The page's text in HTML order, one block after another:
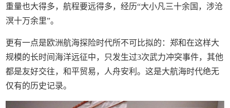
重量也大得多，航程要远得多，经历“大小凡三十余国，涉沧
溟十万余里”。
更有一点是欧洲航海探险时代所不可比拟的：郑和在这样大
规模的长时间海洋远征中，只发生过3次武力冲突事件，其他
都是友好交往，和平贸易，人舟安利。这是大航海时代绝无
仅有的历史记录。